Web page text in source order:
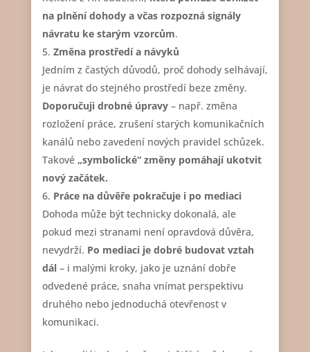
na plnění dohody a včas rozpozná signály
návratu ke starým vzorcům.
Změna prostředí a návyků
Jedním z častých důvodů, proč dohody selhávají,
je návrat do stejného prostředí beze změny.
Doporučuji drobné úpravy– např. změna
rozložení práce, zrušení starých komunikačních
kanálů nebo zavedení nových pravidel schůzek.
Takové „symbolické“ změny pomáhají ukotvit
nový začátek.
Práce na důvěře pokračuje i po mediaci
Dohoda může být technicky dokonalá, ale
pokud mezi stranami není opravdová důvěra,
nevydrží. Po mediaci je dobré budovat vztah
dál– i malými kroky, jako je uznání dobře
odvedené práce, snaha vnímat perspektivu
druhého nebo jednoduchá otevřenost v
komunikaci.